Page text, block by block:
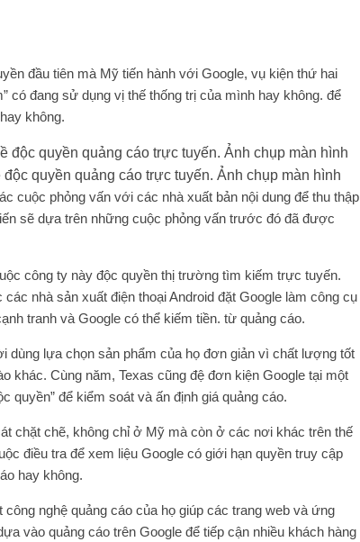
đầu tiên mà Mỹ tiến hành với Google, vụ kiện thứ hai
có đang sử dụng vị thế thống trị của mình hay không. để
không.
quyền quảng cáo trực tuyến. Ảnh chụp màn hình
cuộc phỏng vấn với các nhà xuất bản nội dung để thu thập
​​sẽ dựa trên những cuộc phỏng vấn trước đó đã được
công ty này độc quyền thị trường tìm kiếm trực tuyến.
nhà sản xuất điện thoại Android đặt Google làm công cụ
tranh và Google có thể kiếm tiền. từ quảng cáo.
dùng lựa chọn sản phẩm của họ đơn giản vì chất lượng tốt
Cùng năm, Texas cũng đệ đơn kiện Google tại một
quyền” để kiểm soát và ấn định giá quảng cáo.
chặt chẽ, không chỉ ở Mỹ mà còn ở các nơi khác trên thế
điều tra để xem liệu Google có giới hạn quyền truy cập
hay không.
nghệ quảng cáo của họ giúp các trang web và ứng
vào quảng cáo trên Google để tiếp cận nhiều khách hàng